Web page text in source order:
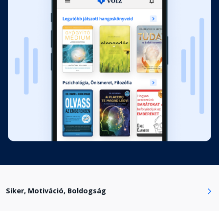
Hogyan fizessük ki gyermekeink
egyetemi képzését
Fejezet hossza: 00:09:04
A szerzőkről
Siker, Motiváció, Boldogság